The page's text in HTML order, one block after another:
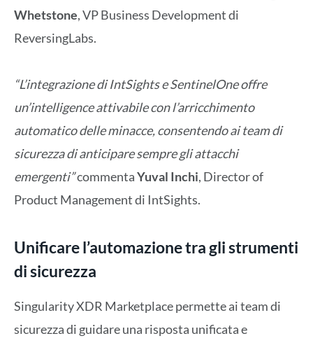
Whetstone, VP Business Development di
ReversingLabs.
“L’integrazione di IntSights e SentinelOne offre
un’intelligence attivabile con l’arricchimento
automatico delle minacce, consentendo ai team di
sicurezza di anticipare sempre gli attacchi
emergenti”commentaYuval Inchi, Director of
Product Management di IntSights.
Unificare l’automazione tra gli strumenti
di sicurezza
Singularity XDR Marketplace permette ai team di
sicurezza di guidare una risposta unificata e